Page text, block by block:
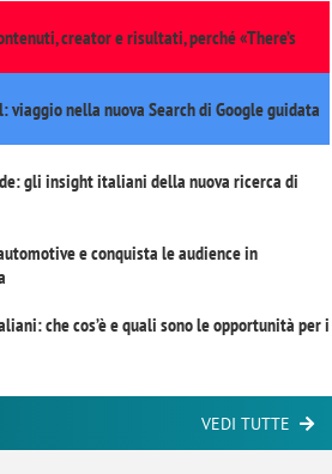
creator e risultati, perché «There’s
viaggio nella nuova Search di Google guidata
gli insight italiani della nuova ricerca di
e conquista le audience in
che cos’è e quali sono le opportunità per i
VEDI TUTTE